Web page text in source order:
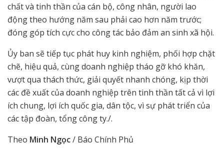
chất và tinh thần của cán bộ, công nhân, người lao
động theo hướng năm sau phải cao hơn năm trước;
đóng góp tích cực cho công tác bảo đảm an sinh xã hội.
Ủy ban sẽ tiếp tục phát huy kinh nghiệm, phối hợp chặt
chẽ, hiệu quả, cùng doanh nghiệp tháo gỡ khó khăn,
vượt qua thách thức, giải quyết nhanh chóng, kịp thời
các đề xuất của doanh nghiệp trên tinh thần tất cả vì lợi
ích chung, lợi ích quốc gia, dân tộc, vì sự phát triển của
các tập đoàn, tổng công ty./.
Theo Minh Ngọc/ Báo Chính Phủ